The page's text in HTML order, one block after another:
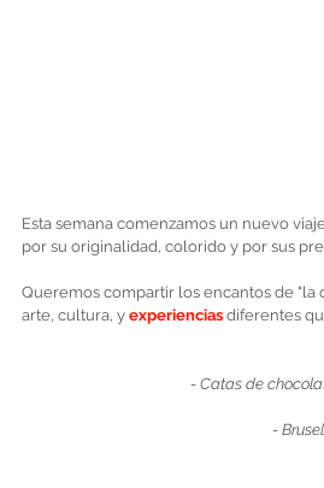
Esta semana comenzamos un nuevo
por su originalidad, colorido y por sus
Queremos compartir los encantos de "la
arte, cultura, y experiencias diferentes
- Catas de
-